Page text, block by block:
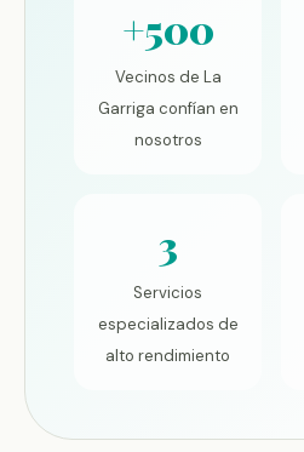
+500
Vecinos de La
Garriga confían en
nosotros
3
Servicios
especializados de
alto rendimiento